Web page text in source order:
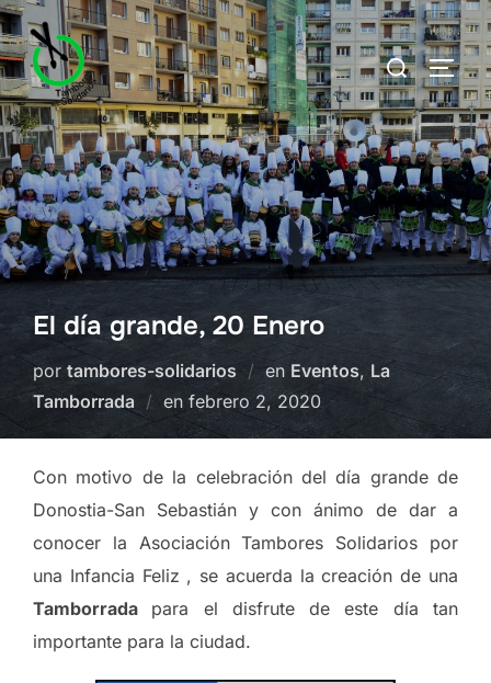
Saltar
al
contenido
Buscar:
El día grande, 20 Enero
por tambores-solidarios en Eventos, La
Tamborrada
en Publicado
el
febrero 2, 2020
Con motivo de la celebración del día grande de
Donostia-San Sebastián y con ánimo de dar a
conocer la Asociación Tambores Solidarios por
una Infancia Feliz , se acuerda la creación de una
Tamborrada para el disfrute de este día tan
importante para la ciudad.